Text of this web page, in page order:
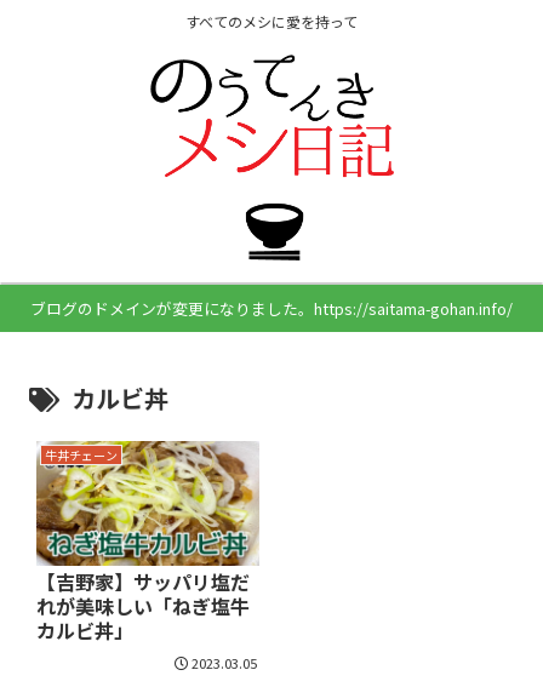
すべてのメシに愛を持って
ブログのドメインが変更になりました。https://saitama-gohan.info/
カルビ丼
牛丼チェーン
【吉野家】サッパリ塩だ
れが美味しい「ねぎ塩牛
カルビ丼」
2023.03.05